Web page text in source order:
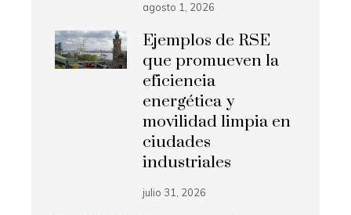
agosto 1, 2026
Ejemplos de RSE
que promueven la
eficiencia
energética y
movilidad limpia en
ciudades
industriales
julio 31, 2026